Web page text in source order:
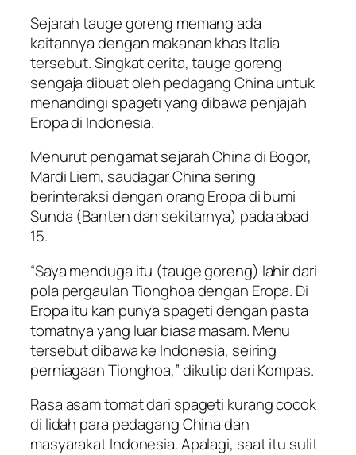
Sejarah tauge goreng memang ada
kaitannya dengan makanan khas Italia
tersebut. Singkat cerita, tauge goreng
sengaja dibuat oleh pedagang China untuk
menandingi spageti yang dibawa penjajah
Eropa di Indonesia.
Menurut pengamat sejarah China di Bogor,
Mardi Liem, saudagar China sering
berinteraksi dengan orang Eropa di bumi
Sunda (Banten dan sekitarnya) pada abad
15.
“Saya menduga itu (tauge goreng) lahir dari
pola pergaulan Tionghoa dengan Eropa. Di
Eropa itu kan punya spageti dengan pasta
tomatnya yang luar biasa masam. Menu
tersebut dibawa ke Indonesia, seiring
perniagaan Tionghoa,” dikutip dari Kompas.
Rasa asam tomat dari spageti kurang cocok
di lidah para pedagang China dan
masyarakat Indonesia. Apalagi, saat itu sulit